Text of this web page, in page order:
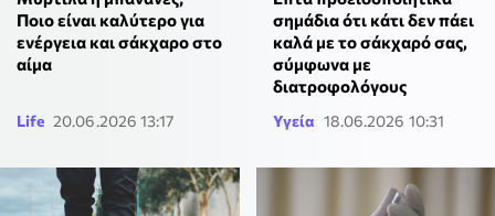
Ποιο είναι καλύτερο για
ενέργεια και σάκχαρο στο
αίμα
Life 20.06.2026 13:17
σημάδια ότι κάτι δεν πάει
καλά με το σάκχαρό σας,
σύμφωνα με
διατροφολόγους
Υγεία 18.06.2026 10:31